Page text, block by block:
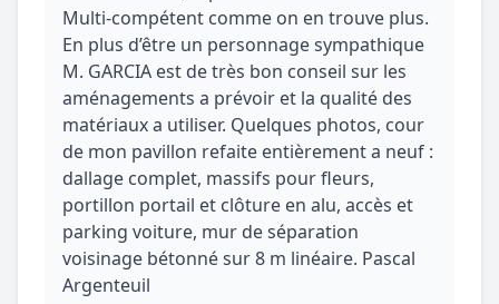
Multi-compétent comme on en trouve plus.
En plus d’être un personnage sympathique
M. GARCIA est de très bon conseil sur les
aménagements a prévoir et la qualité des
matériaux a utiliser. Quelques photos, cour
de mon pavillon refaite entièrement a neuf :
dallage complet, massifs pour fleurs,
portillon portail et clôture en alu, accès et
parking voiture, mur de séparation
voisinage bétonné sur 8 m linéaire. Pascal
Argenteuil